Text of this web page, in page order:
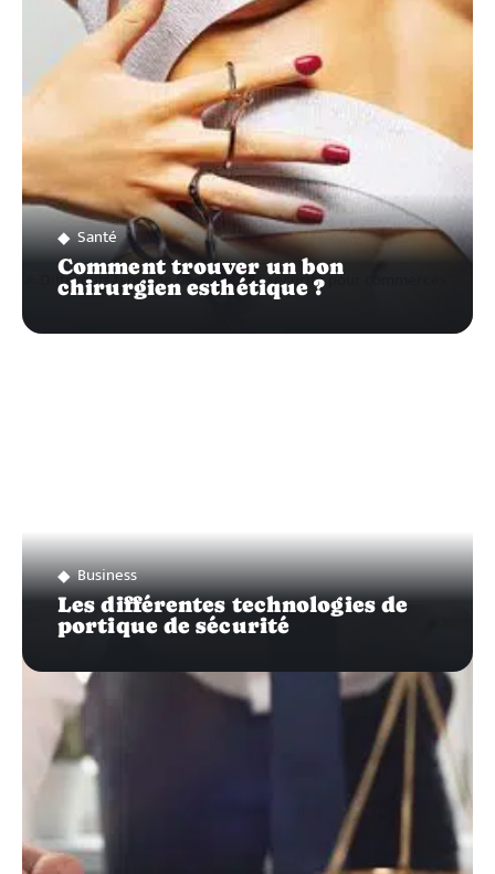
Santé
Comment trouver un bon
chirurgien esthétique ?
Business
Les différentes technologies de
portique de sécurité